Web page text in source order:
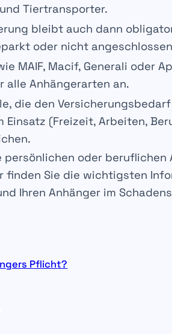
Tiertransporter.
bleibt auch dann
oder nicht
MAIF, Macif, Generali oder
alle Anhängerarten an.
die den
Einsatz (Freizeit, Arbeiten,
persönlichen oder beruflichen
finden Sie die wichtigsten
Ihren Anhänger im
Pflicht?